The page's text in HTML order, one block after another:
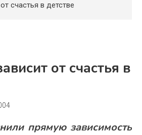
счастья в детстве
от счастья в
прямую зависимость